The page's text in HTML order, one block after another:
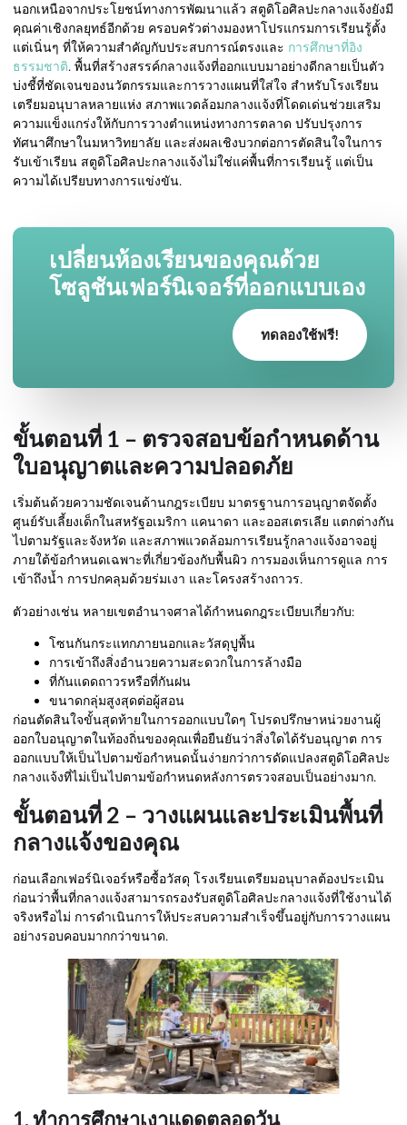
นอกเหนือจากประโยชน์ทางการพัฒนาแล้ว สตูดิโอศิลปะกลางแจ้งยังมี
คุณค่าเชิงกลยุทธ์อีกด้วย ครอบครัวต่างมองหาโปรแกรมการเรียนรู้ตั้ง
แต่เนิ่นๆ ที่ให้ความสำคัญกับประสบการณ์ตรงและ การศึกษาที่อิง
ธรรมชาติ. พื้นที่สร้างสรรค์กลางแจ้งที่ออกแบบมาอย่างดีกลายเป็นตัว
บ่งชี้ที่ชัดเจนของนวัตกรรมและการวางแผนที่ใส่ใจ สำหรับโรงเรียน
เตรียมอนุบาลหลายแห่ง สภาพแวดล้อมกลางแจ้งที่โดดเด่นช่วยเสริม
ความแข็งแกร่งให้กับการวางตำแหน่งทางการตลาด ปรับปรุงการ
ทัศนาศึกษาในมหาวิทยาลัย และส่งผลเชิงบวกต่อการตัดสินใจในการ
รับเข้าเรียน สตูดิโอศิลปะกลางแจ้งไม่ใช่แค่พื้นที่การเรียนรู้ แต่เป็น
ความได้เปรียบทางการแข่งขัน.
เปลี่ยนห้องเรียนของคุณด้วย
โซลูชันเฟอร์นิเจอร์ที่ออกแบบเอง
ทดลองใช้ฟรี!
ขั้นตอนที่ 1 – ตรวจสอบข้อกำหนดด้าน
ใบอนุญาตและความปลอดภัย
เริ่มต้นด้วยความชัดเจนด้านกฎระเบียบ มาตรฐานการอนุญาตจัดตั้ง
ศูนย์รับเลี้ยงเด็กในสหรัฐอเมริกา แคนาดา และออสเตรเลีย แตกต่างกัน
ไปตามรัฐและจังหวัด และสภาพแวดล้อมการเรียนรู้กลางแจ้งอาจอยู่
ภายใต้ข้อกำหนดเฉพาะที่เกี่ยวข้องกับพื้นผิว การมองเห็นการดูแล การ
เข้าถึงน้ำ การปกคลุมด้วยร่มเงา และโครงสร้างถาวร.
ตัวอย่างเช่น หลายเขตอำนาจศาลได้กำหนดกฎระเบียบเกี่ยวกับ:
โซนกันกระแทกภายนอกและวัสดุปูพื้น
การเข้าถึงสิ่งอำนวยความสะดวกในการล้างมือ
ที่กันแดดถาวรหรือที่กันฝน
ขนาดกลุ่มสูงสุดต่อผู้สอน
ก่อนตัดสินใจขั้นสุดท้ายในการออกแบบใดๆ โปรดปรึกษาหน่วยงานผู้
ออกใบอนุญาตในท้องถิ่นของคุณเพื่อยืนยันว่าสิ่งใดได้รับอนุญาต การ
ออกแบบให้เป็นไปตามข้อกำหนดนั้นง่ายกว่าการดัดแปลงสตูดิโอศิลปะ
กลางแจ้งที่ไม่เป็นไปตามข้อกำหนดหลังการตรวจสอบเป็นอย่างมาก.
ขั้นตอนที่ 2 – วางแผนและประเมินพื้นที่
กลางแจ้งของคุณ
ก่อนเลือกเฟอร์นิเจอร์หรือซื้อวัสดุ โรงเรียนเตรียมอนุบาลต้องประเมิน
ก่อนว่าพื้นที่กลางแจ้งสามารถรองรับสตูดิโอศิลปะกลางแจ้งที่ใช้งานได้
จริงหรือไม่ การดำเนินการให้ประสบความสำเร็จขึ้นอยู่กับการวางแผน
อย่างรอบคอบมากกว่าขนาด.
1. ทำการศึกษาเงาแดดตลอดวัน